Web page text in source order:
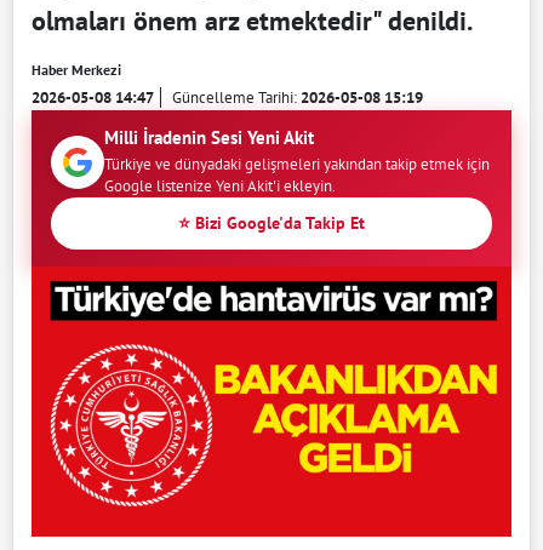
olmaları önem arz etmektedir" denildi.
Haber Merkezi
2026-05-08 14:47 Güncelleme Tarihi:2026-05-08 15:19
Milli İradenin Sesi Yeni Akit
Türkiye ve dünyadaki gelişmeleri yakından takip etmek için
Google listenize Yeni Akit'i ekleyin.
⭐ Bizi Google'da Takip Et